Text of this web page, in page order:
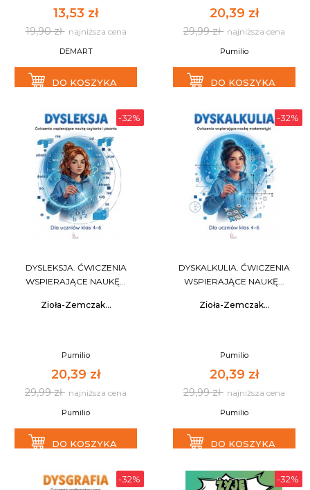
13,53 zł
19,90 zł najniższa cena
DEMART
DO KOSZYKA
20,39 zł
29,99 zł najniższa cena
Pumilio
DO KOSZYKA
-32%
DYSLEKSJA. ĆWICZENIA
WSPIERAJĄCE NAUKĘ...
Zioła-Zemczak...
Pumilio
20,39 zł
29,99 zł najniższa cena
Pumilio
DO KOSZYKA
-32%
DYSKALKULIA. ĆWICZENIA
WSPIERAJĄCE NAUKĘ...
Zioła-Zemczak...
Pumilio
20,39 zł
29,99 zł najniższa cena
Pumilio
DO KOSZYKA
-32% -32%